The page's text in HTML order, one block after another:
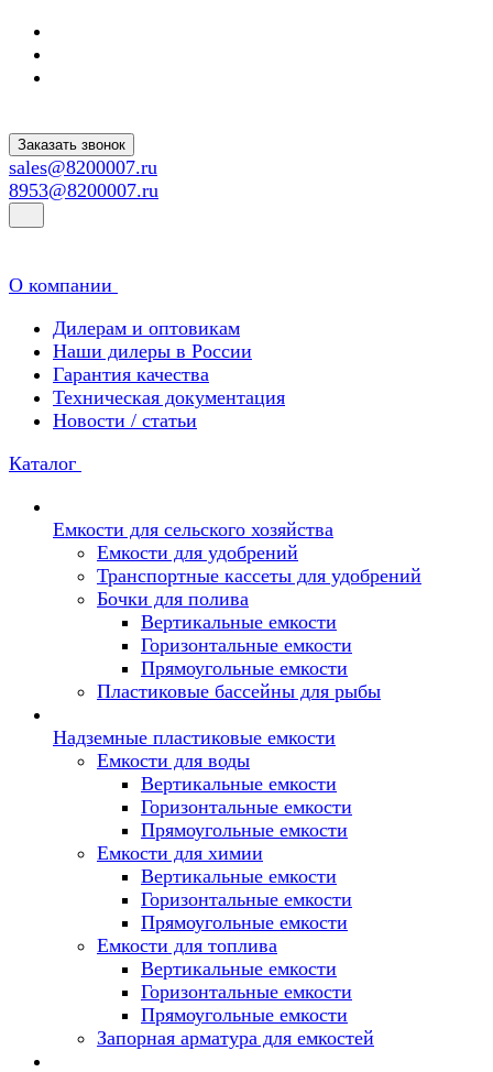
Заказать звонок
sales@8200007.ru
8953@8200007.ru
О компании
Дилерам и оптовикам
Наши дилеры в России
Гарантия качества
Техническая документация
Новости / статьи
Каталог
Емкости для сельского хозяйства
Емкости для удобрений
Транспортные кассеты для удобрений
Бочки для полива
Вертикальные емкости
Горизонтальные емкости
Прямоугольные емкости
Пластиковые бассейны для рыбы
Надземные пластиковые емкости
Емкости для воды
Вертикальные емкости
Горизонтальные емкости
Прямоугольные емкости
Емкости для химии
Вертикальные емкости
Горизонтальные емкости
Прямоугольные емкости
Емкоcти для топлива
Вертикальные емкости
Горизонтальные емкости
Прямоугольные емкости
Запорная арматура для емкостей